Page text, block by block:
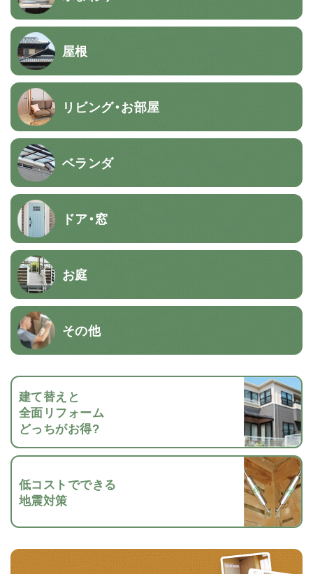
屋根
リビング・お部屋
ベランダ
ドア・窓
お庭
その他
建て替えと
全面リフォーム
どっちがお得?
低コストでできる
地震対策